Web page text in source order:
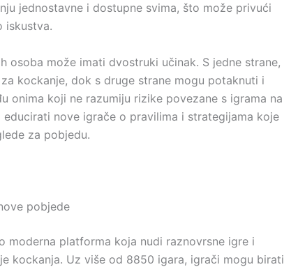
jednostavne i dostupne svima, što može privući
iskustva.
osoba može imati dvostruki učinak. S jedne strane,
kockanje, dok s druge strane mogu potaknuti i
onima koji ne razumiju rizike povezane s igrama na
nove igrače o pravilima i strategijama koje
za pobjedu.
pobjede
moderna platforma koja nudi raznovrsne igre i
kockanja. Uz više od 8850 igara, igrači mogu birati